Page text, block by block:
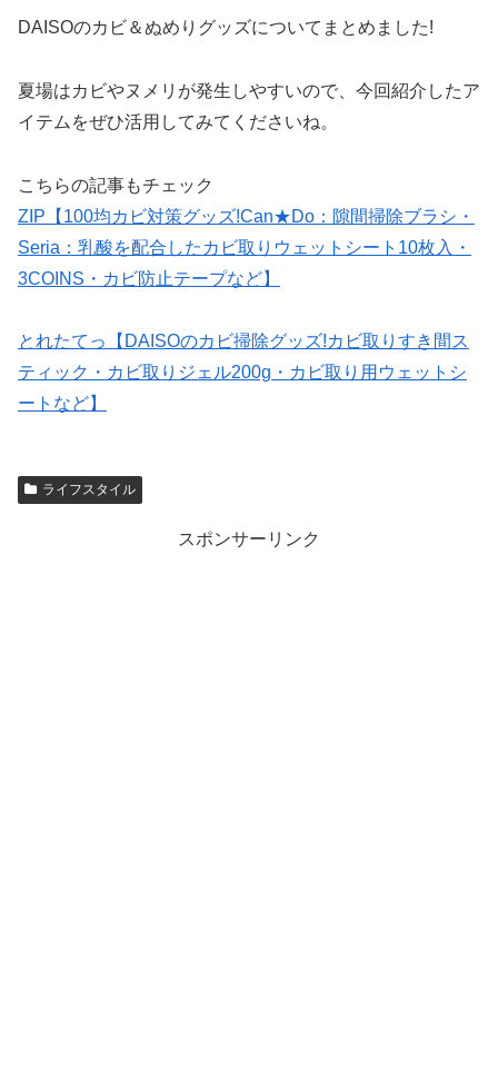
DAISOのカビ＆ぬめりグッズについてまとめました!
夏場はカビやヌメリが発生しやすいので、今回紹介したア
イテムをぜひ活用してみてくださいね。
こちらの記事もチェック
ZIP【100均カビ対策グッズ!Can★Do：隙間掃除ブラシ・
Seria：乳酸を配合したカビ取りウェットシート10枚入・
3COINS・カビ防止テープなど】
とれたてっ【DAISOのカビ掃除グッズ!カビ取りすき間ス
ティック・カビ取りジェル200g・カビ取り用ウェットシ
ートなど】
ライフスタイル
スポンサーリンク